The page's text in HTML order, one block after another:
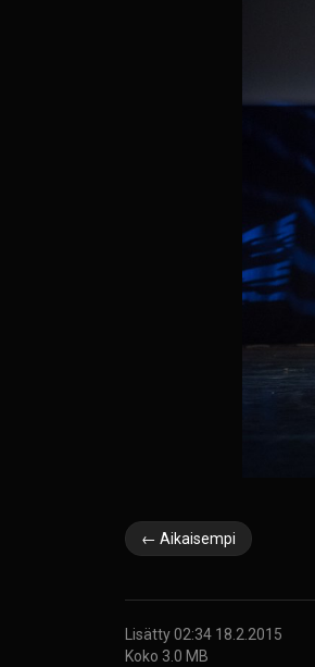
← Aikaisempi
Lisätty 02:34 18.2.2015
Koko 3.0 MB